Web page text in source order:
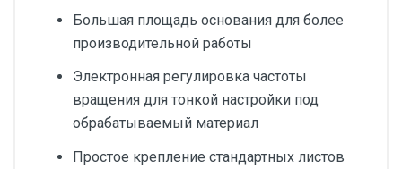
Большая площадь основания для более
производительной работы
Электронная регулировка частоты
вращения для тонкой настройки под
обрабатываемый материал
Простое крепление стандартных листов